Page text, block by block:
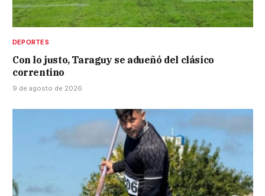
DEPORTES
Con lo justo, Taraguy se adueñó del clásico
correntino
9 de agosto de 2026